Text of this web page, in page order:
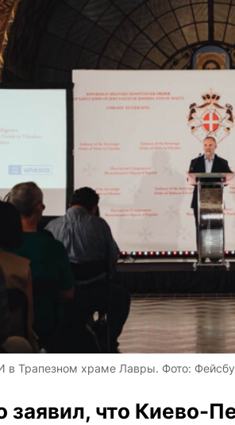
в Трапезном храме Лавры. Фото:
заявил, что Киево-